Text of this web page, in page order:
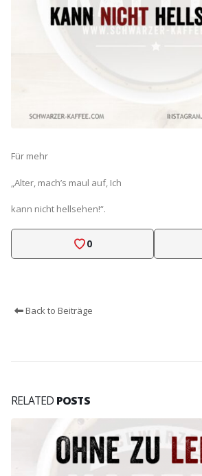
Für mehr
„Alter, mach’s maul auf, Ich
kann nicht hellsehen!“.
0
Back to Beiträge
RELATED POSTS